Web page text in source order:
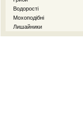
Водорості
Мохоподібні
Лишайники